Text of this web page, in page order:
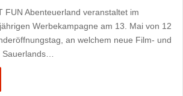
FUN Abenteuerland veranstaltet im
Werbekampagne am 13. Mai von 12
an welchem neue Film- und
Sauerlands…